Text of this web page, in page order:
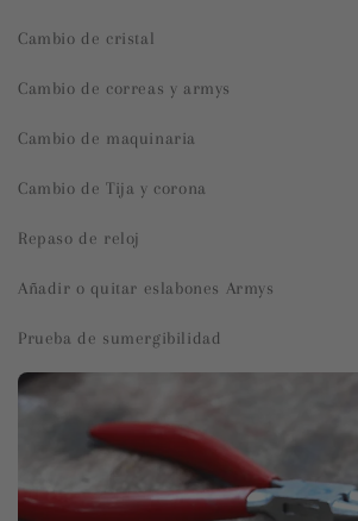
Cambio de cristal
Cambio de correas y armys
Cambio de maquinaria
Cambio de Tija y corona
Repaso de reloj
Añadir o quitar eslabones Armys
Prueba de sumergibilidad